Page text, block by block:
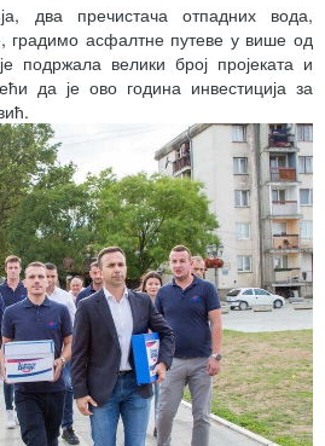
два пречистача отпадних вода,
градимо асфалтне путеве у више од
подржала велики број пројеката и
да је ово година инвестиција за